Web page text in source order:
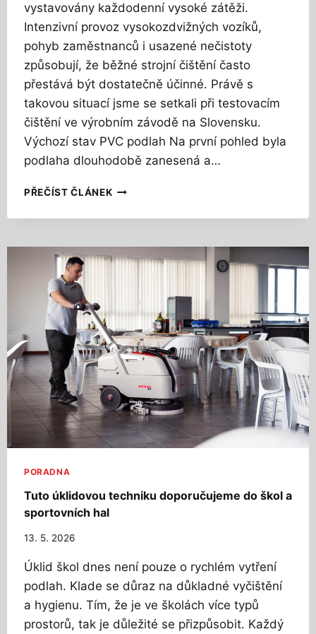
vystavovány každodenní vysoké zátěži.
Intenzivní provoz vysokozdvižných vozíků,
pohyb zaměstnanců i usazené nečistoty
způsobují, že běžné strojní čištění často
přestává být dostatečně účinné. Právě s
takovou situací jsme se setkali při testovacím
čištění ve výrobním závodě na Slovensku.
Výchozí stav PVC podlah Na první pohled byla
podlaha dlouhodobě zanesená a…
PŘEČÍST ČLÁNEKJ
K
R
Á
O
D
L
A
H
Á
M
J
C
O
D
N
Í
PORADNA
Tuto úklidovou techniku doporučujeme do škol a
sportovních hal
13. 5. 2026
Úklid škol dnes není pouze o rychlém vytření
podlah. Klade se důraz na důkladné vyčištění
a hygienu. Tím, že je ve školách více typů
prostorů, tak je důležité se přizpůsobit. Každý